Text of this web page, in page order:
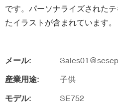
です。パーソナライズされた
たイラストが含まれています。
メール:
産業用途: 子供
モデル: SE752